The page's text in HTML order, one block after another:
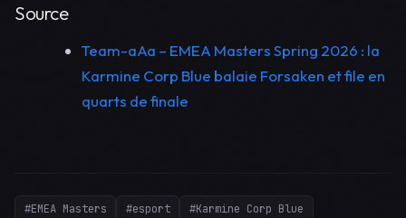
Source
Team-aAa – EMEA Masters Spring 2026 : la
Karmine Corp Blue balaie Forsaken et file en
quarts de finale
#EMEA Masters #esport
#Karmine Corp Blue